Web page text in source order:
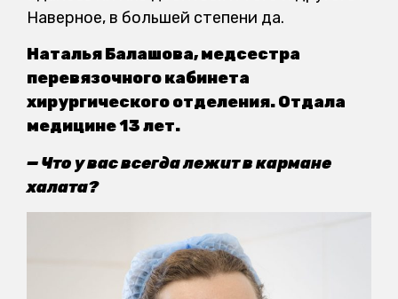
Наверное, в большей степени да.
Наталья Балашова, медсестра
перевязочного кабинета
хирургического отделения. Отдала
медицине 13 лет.
— Что у вас всегда лежит в кармане
халата?